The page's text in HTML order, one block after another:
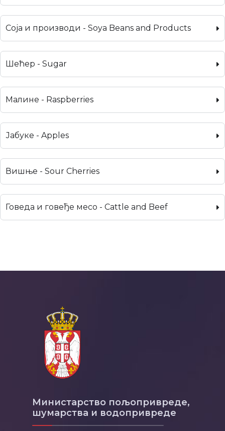
Соја и производи - Soya Beans and Products
Шећер - Sugar
Малине - Raspberries
Јабуке - Apples
Вишње - Sour Cherries
Говеда и говеђе месо - Cattle and Beef
Министарство пољопривреде,
шумарства и водопривреде